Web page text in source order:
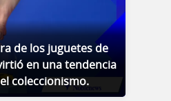
de los juguetes de
en una tendencia
coleccionismo.